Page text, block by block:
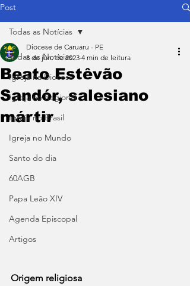
Post
Todas as Notícias
Igreja na Diocese
Igreja no Regional
Igreja no Brasil
Igreja no Mundo
Santo do dia
60AGB
Papa Leão XIV
Agenda Episcopal
Artigos
Todas as Notícias
Beato Estêvão
Sandór, salesiano
mártir
Diocese de Caruaru - PE
8 de jun. de 2023 4 min de leitura
Origem religiosa